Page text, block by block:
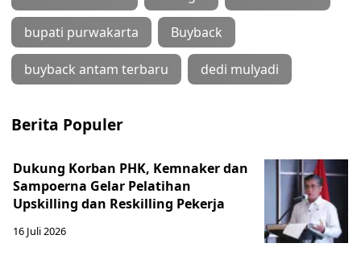
bupati purwakarta Buyback
buyback antam terbaru dedi mulyadi
Berita Populer
Dukung Korban PHK, Kemnaker dan
Sampoerna Gelar Pelatihan
Upskilling dan Reskilling Pekerja
16 Juli 2026